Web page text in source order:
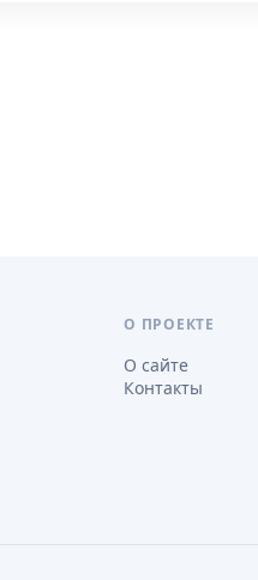
О ПРОЕКТЕ
О сайте
Контакты